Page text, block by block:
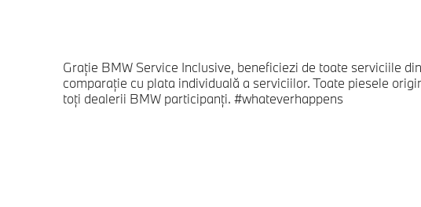
Graţie BMW Service Inclusive, beneficiezi de toate serviciile
comparaţie cu plata individuală a serviciilor. Toate piesele
toţi dealerii BMW participanţi. #whateverhappens